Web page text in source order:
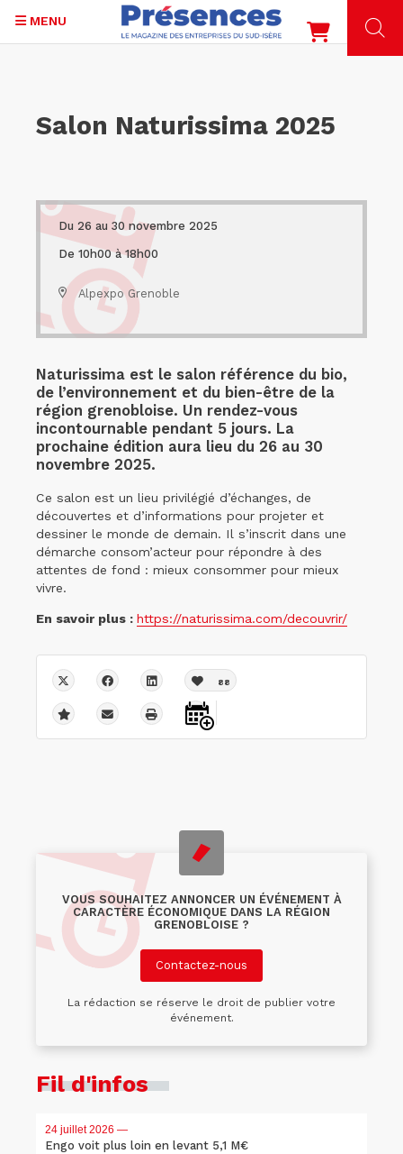
principal
MENU
Salon Naturissima 2025
Du 26 au 30 novembre 2025
De 10h00 à 18h00
Alpexpo Grenoble
Naturissima est le salon référence du bio,
de l’environnement et du bien-être de la
région grenobloise. Un rendez-vous
incontournable pendant 5 jours. La
prochaine édition aura lieu du 26 au 30
novembre 2025.
Ce salon est un lieu privilégié d’échanges, de
découvertes et d’informations pour projeter et
dessiner le monde de demain. Il s’inscrit dans une
démarche consom’acteur pour répondre à des
attentes de fond : mieux consommer pour mieux
vivre.
En savoir plus : https://naturissima.com/decouvrir/
88
VOUS SOUHAITEZ ANNONCER UN ÉVÉNEMENT À
CARACTÈRE ÉCONOMIQUE DANS LA RÉGION
GRENOBLOISE ?
Contactez-nous
La rédaction se réserve le droit de publier votre
événement.
Fil d'infos
24 juillet 2026 —
Engo voit plus loin en levant 5,1 M€